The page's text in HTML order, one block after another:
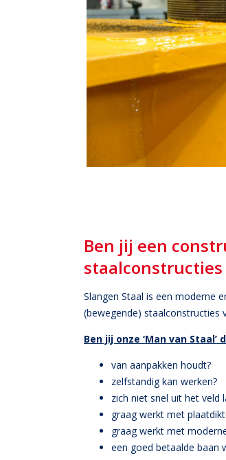
Ben jij een
Slangen Staal is een moderne
(bewegende) staalconstructies
Ben jij onze ‘Man van Staal’
van aanpakken houdt?
zelfstandig kan werken?
zich niet snel uit het veld
graag werkt met
graag werkt met
een goed betaalde baan